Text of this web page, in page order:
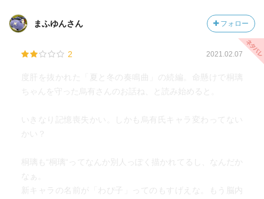
まふゆんさん フォロー
2 2021.02.07
度肝を抜かれた「夏と冬の奏鳴曲」の続編。命懸けで桐璃
ちゃんを守った烏有さんのお話ね、と読み始めると。
いきなり記憶喪失かい。しかも烏有氏キャラ変わってない
かい？
桐璃も“桐璃“ってなんか別人っぽく描かれてるし、なんだか
なぁ。
新キャラの名前が「わぴ子」ってのもすげえな。もう脳内